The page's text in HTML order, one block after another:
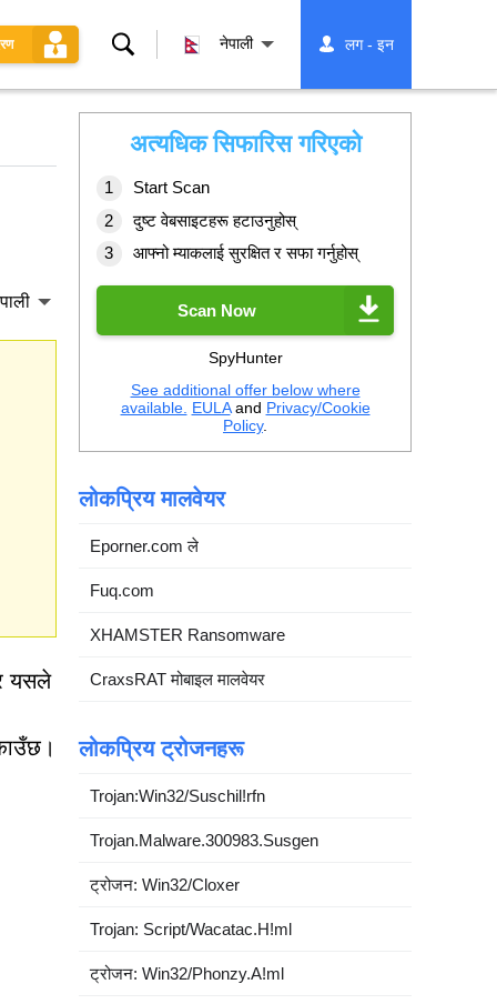
खोज्नुहोस् नेपाली लग - इन
यसले
अत्यधिक सिफारिस गरिएको
Start Scan
दुष्ट वेबसाइटहरू हटाउनुहोस्
आफ्नो म्याकलाई सुरक्षित र सफा गर्नुहोस्
Scan Now
SpyHunter
See additional offer below where
available. EULAand Privacy/Cookie
Policy.
लोकप्रिय मालवेयर
Eporner.com ले
Fuq.com
XHAMSTER Ransomware
CraxsRAT मोबाइल मालवेयर
लोकप्रिय ट्रोजनहरू
Trojan:Win32/Suschil!rfn
Trojan.Malware.300983.Susgen
ट्रोजन: Win32/Cloxer
Trojan: Script/Wacatac.H!ml
ट्रोजन: Win32/Phonzy.A!ml